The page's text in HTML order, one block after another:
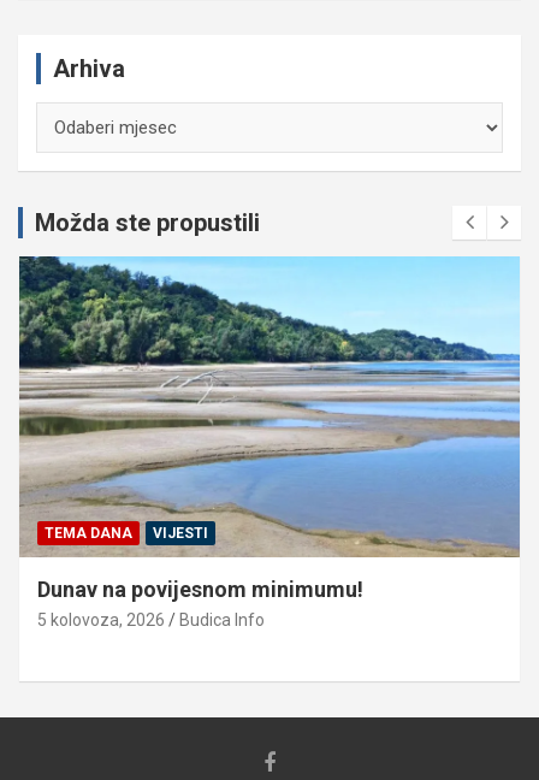
Arhiva
Možda ste propustili
TEMA DANA VIJESTI
Dunav na povijesnom minimumu!
5 kolovoza, 2026 Budica Info